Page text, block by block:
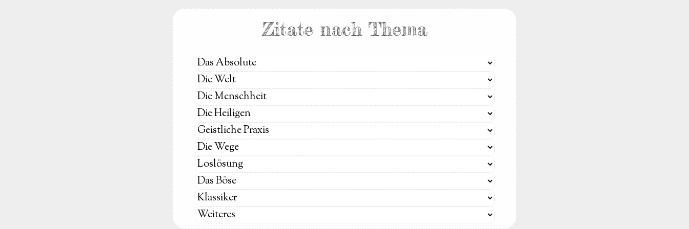
Zitate nach Thema